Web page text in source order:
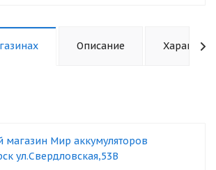
Описание
магазин Мир аккумуляторов
ул.Свердловская,53В